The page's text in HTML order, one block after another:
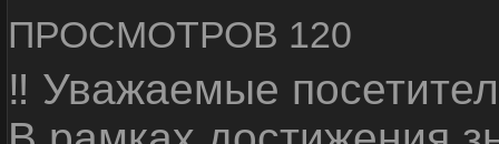
ПРОСМОТРОВ 120
‼ Уважаемые